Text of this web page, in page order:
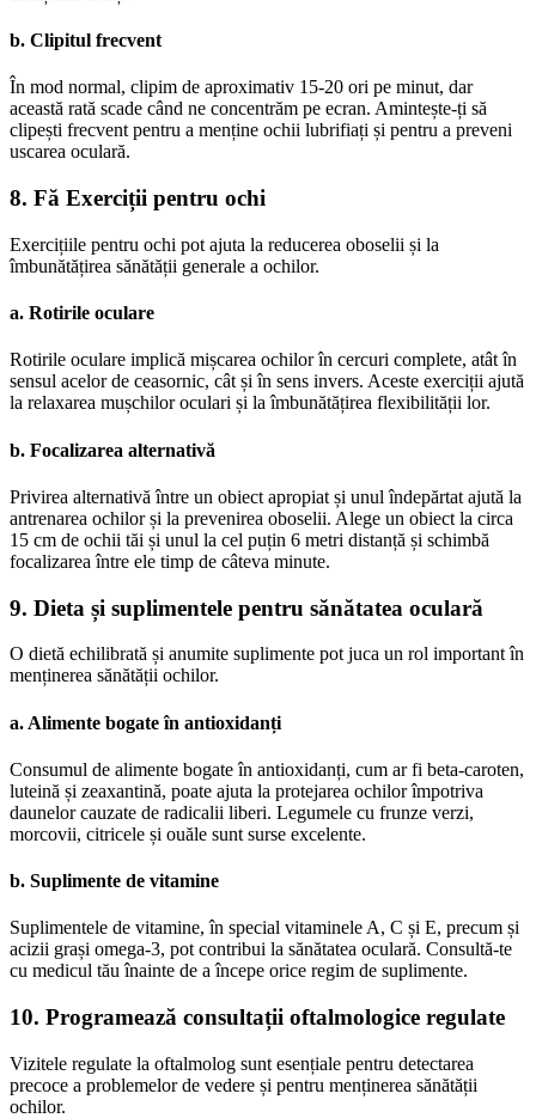
b. Clipitul frecvent
În mod normal, clipim de aproximativ 15-20 ori pe minut, dar
această rată scade când ne concentrăm pe ecran. Amintește-ți să
clipești frecvent pentru a menține ochii lubrifiați și pentru a preveni
uscarea oculară.
8. Fă Exerciții pentru ochi
Exercițiile pentru ochi pot ajuta la reducerea oboselii și la
îmbunătățirea sănătății generale a ochilor.
a. Rotirile oculare
Rotirile oculare implică mișcarea ochilor în cercuri complete, atât în
sensul acelor de ceasornic, cât și în sens invers. Aceste exerciții ajută
la relaxarea mușchilor oculari și la îmbunătățirea flexibilității lor.
b. Focalizarea alternativă
Privirea alternativă între un obiect apropiat și unul îndepărtat ajută la
antrenarea ochilor și la prevenirea oboselii. Alege un obiect la circa
15 cm de ochii tăi și unul la cel puțin 6 metri distanță și schimbă
focalizarea între ele timp de câteva minute.
9. Dieta și suplimentele pentru sănătatea oculară
O dietă echilibrată și anumite suplimente pot juca un rol important în
menținerea sănătății ochilor.
a. Alimente bogate în antioxidanți
Consumul de alimente bogate în antioxidanți, cum ar fi beta-caroten,
luteină și zeaxantină, poate ajuta la protejarea ochilor împotriva
daunelor cauzate de radicalii liberi. Legumele cu frunze verzi,
morcovii, citricele și ouăle sunt surse excelente.
b. Suplimente de vitamine
Suplimentele de vitamine, în special vitaminele A, C și E, precum și
acizii grași omega-3, pot contribui la sănătatea oculară. Consultă-te
cu medicul tău înainte de a începe orice regim de suplimente.
10. Programează consultații oftalmologice regulate
Vizitele regulate la oftalmolog sunt esențiale pentru detectarea
precoce a problemelor de vedere și pentru menținerea sănătății
ochilor.